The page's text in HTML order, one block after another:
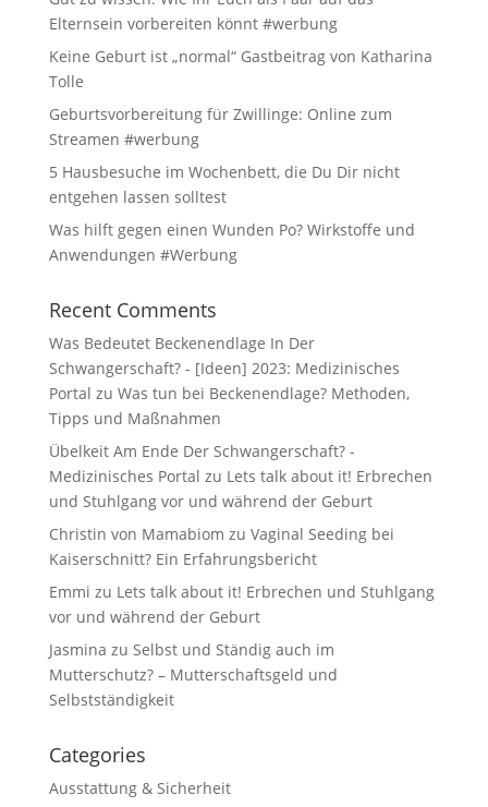
Elternsein vorbereiten könnt #werbung
Keine Geburt ist „normal“ Gastbeitrag von Katharina
Tolle
Geburtsvorbereitung für Zwillinge: Online zum
Streamen #werbung
5 Hausbesuche im Wochenbett, die Du Dir nicht
entgehen lassen solltest
Was hilft gegen einen Wunden Po? Wirkstoffe und
Anwendungen #Werbung
Recent Comments
Was Bedeutet Beckenendlage In Der
Schwangerschaft? - [Ideen] 2023: Medizinisches
Portal zu Was tun bei Beckenendlage? Methoden,
Tipps und Maßnahmen
Übelkeit Am Ende Der Schwangerschaft? -
Medizinisches Portal zu Lets talk about it! Erbrechen
und Stuhlgang vor und während der Geburt
Christin von Mamabiom zu Vaginal Seeding bei
Kaiserschnitt? Ein Erfahrungsbericht
Emmi zu Lets talk about it! Erbrechen und Stuhlgang
vor und während der Geburt
Jasmina zu Selbst und Ständig auch im
Mutterschutz? – Mutterschaftsgeld und
Selbstständigkeit
Categories
Ausstattung & Sicherheit